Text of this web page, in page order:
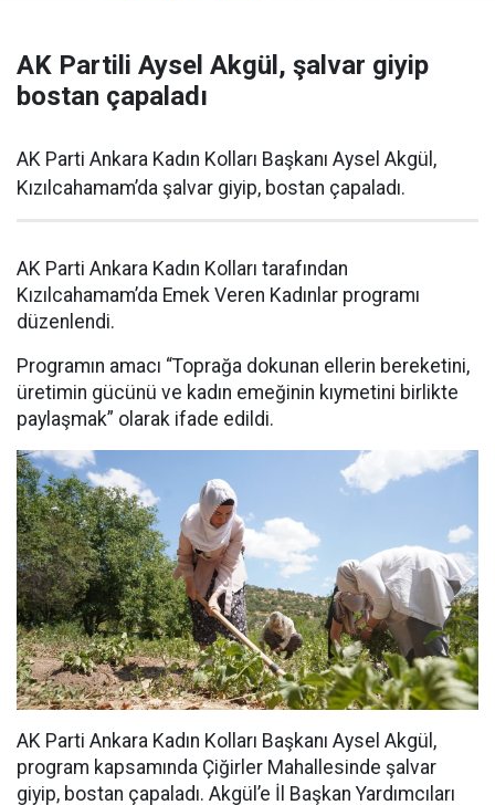
AK Partili Aysel Akgül, şalvar giyip
bostan çapaladı
AK Parti Ankara Kadın Kolları Başkanı Aysel Akgül,
Kızılcahamam’da şalvar giyip, bostan çapaladı.
AK Parti Ankara Kadın Kolları tarafından
Kızılcahamam’da Emek Veren Kadınlar programı
düzenlendi.
Programın amacı “Toprağa dokunan ellerin bereketini,
üretimin gücünü ve kadın emeğinin kıymetini birlikte
paylaşmak” olarak ifade edildi.
AK Parti Ankara Kadın Kolları Başkanı Aysel Akgül,
program kapsamında Çiğirler Mahallesinde şalvar
giyip, bostan çapaladı. Akgül’e İl Başkan Yardımcıları